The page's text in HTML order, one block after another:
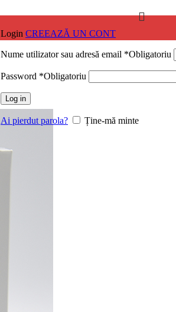
Login CREEAZĂ UN CONT
Nume utilizator sau adresă email *Obligatoriu
Password *Obligatoriu
Log in
Ai pierdut parola? Ține-mă minte